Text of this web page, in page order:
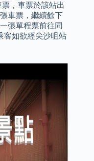
，車票於該站出
車票，繼續餘下
張單程票前往同
客如欲經尖沙咀站